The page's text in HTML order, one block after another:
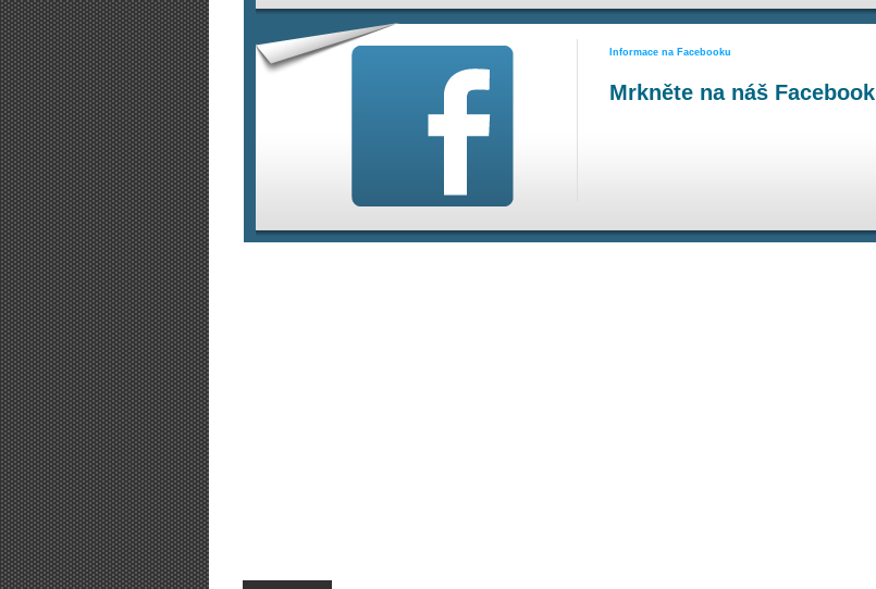
Informace na Facebooku
Mrkněte na náš Facebook